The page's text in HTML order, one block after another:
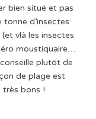
bien situé et pas
d’insectes
vlà les insectes
moustiquaire…
plutôt de
de plage est
très bons !